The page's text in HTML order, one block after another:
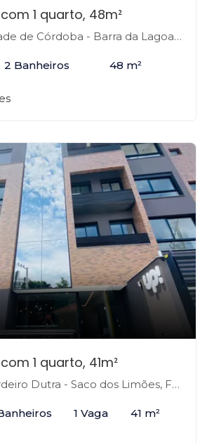
1 quarto, 48m²
Córdoba - Barra da Lagoa, Florianópolis-SC
2 Banheiros 48 m²
1 quarto, 41m²
Dutra - Saco dos Limões, Florianópolis-SC
1 Vaga 41 m²